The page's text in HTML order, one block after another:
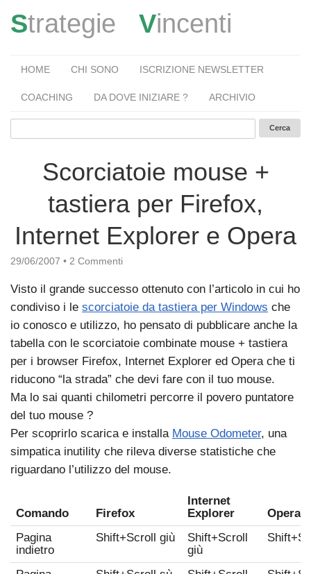
Strategie Vincenti
HOME CHI SONO ISCRIZIONE NEWSLETTER
COACHING DA DOVE INIZIARE ? ARCHIVIO
Scorciatoie mouse +
tastiera per Firefox,
Internet Explorer e Opera
29/06/2007 • 2 Commenti
Visto il grande successo ottenuto con l’articolo in cui ho
condiviso i le scorciatoie da tastiera per Windows che
io conosco e utilizzo, ho pensato di pubblicare anche la
tabella con le scorciatoie combinate mouse + tastiera
per i browser Firefox, Internet Explorer ed Opera che ti
riducono “la strada” che devi fare con il tuo mouse.
Ma lo sai quanti chilometri percorre il povero puntatore
del tuo mouse ?
Per scoprirlo scarica e installa Mouse Odometer, una
simpatica inutility che rileva diverse statistiche che
riguardano l’utilizzo del mouse.
Comando Firefox
Internet
Explorer
Opera
Pagina
indietro
Shift+Scroll giù Shift+Scroll
giù
Shift+